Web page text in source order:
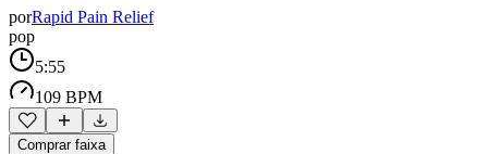
porRapid Pain Relief
pop
5:55
109 BPM
Comprar faixa